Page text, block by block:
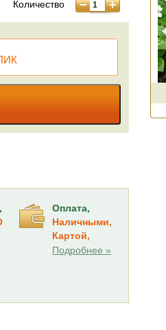
Количество
Оплата,
Наличными,
Картой,
Подробнее »